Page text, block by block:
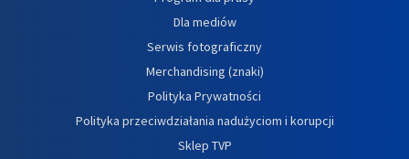
Dla mediów
Serwis fotograficzny
Merchandising (znaki)
Polityka Prywatności
Polityka przeciwdziałania nadużyciom i korupcji
Sklep TVP